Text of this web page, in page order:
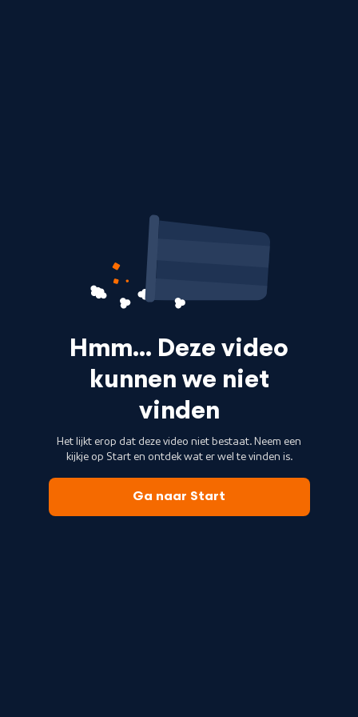
Hmm… Deze video
kunnen we niet
vinden
Het lijkt erop dat deze video niet bestaat. Neem een
kijkje op Start en ontdek wat er wel te vinden is.
Ga naar Start